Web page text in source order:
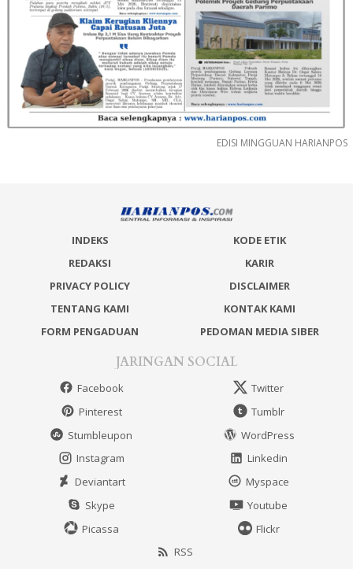
EDISI MINGGUAN HARIANPOS
INDEKS
KODE ETIK
REDAKSI
KARIR
PRIVACY POLICY
DISCLAIMER
TENTANG KAMI
KONTAK KAMI
FORM PENGADUAN
PEDOMAN MEDIA SIBER
JARINGAN SOCIAL
Facebook
Twitter
Pinterest
Tumblr
Stumbleupon
WordPress
Instagram
Linkedin
Deviantart
Myspace
Skype
Youtube
Picassa
Flickr
RSS